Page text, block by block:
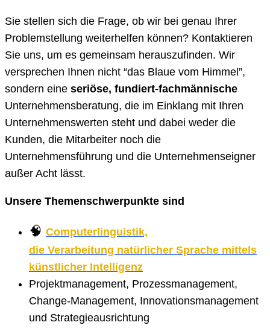
Sie stellen sich die Frage, ob wir bei genau Ihrer
Problemstellung weiterhelfen können? Kontaktieren
Sie uns, um es gemeinsam herauszufinden. Wir
versprechen Ihnen nicht “das Blaue vom Himmel”,
sondern eine seriöse, fundiert-fachmännische
Unternehmensberatung, die im Einklang mit Ihren
Unternehmenswerten steht und dabei weder die
Kunden, die Mitarbeiter noch die
Unternehmensführung und die Unternehmenseigner
außer Acht lässt.
Unsere Themenschwerpunkte sind
🧠 Computerlinguistik,
die Verarbeitung natürlicher Sprache mittels
künstlicher Intelligenz
Projektmanagement, Prozessmanagement,
Change-Management, Innovationsmanagement
und Strategieausrichtung